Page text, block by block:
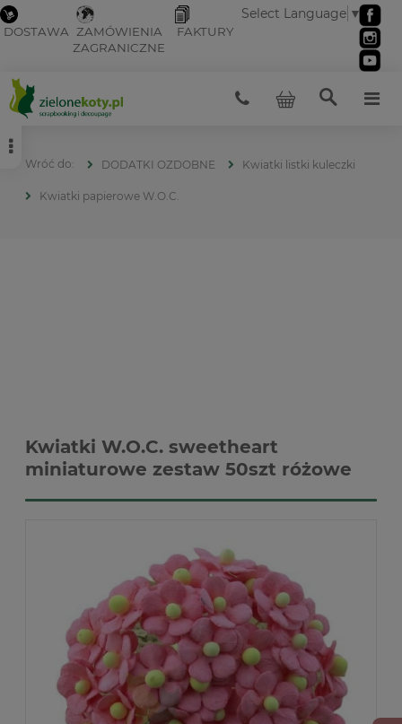
DOSTAWA ZAMÓWIENIA
ZAGRANICZNE
FAKTURY
Select Language ▼
DODATKI OZDOBNE Kwiatki listki kuleczki
Kwiatki papierowe W.O.C.
Kwiatki W.O.C. sweetheart
miniaturowe zestaw 50szt różowe